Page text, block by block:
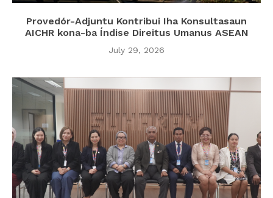
Provedór-Adjuntu Kontribui Iha Konsultasaun
AICHR kona-ba Índise Direitus Umanus ASEAN
July 29, 2026